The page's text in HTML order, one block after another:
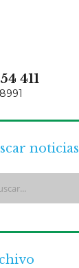
411
noticias